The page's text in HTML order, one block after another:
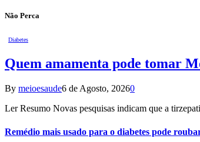
Não Perca
Diabetes
Quem amamenta pode tomar
By meioesaude6 de Agosto, 20260
Ler Resumo Novas pesquisas indicam que a
Remédio mais usado para o diabetes pode